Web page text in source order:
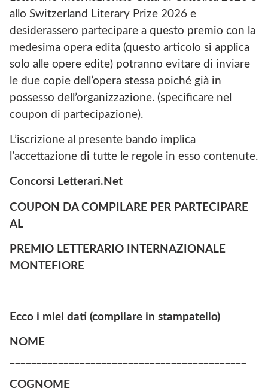
allo Switzerland Literary Prize 2026 e
desiderassero partecipare a questo premio con la
medesima opera edita (questo articolo si applica
solo alle opere edite) potranno evitare di inviare
le due copie dell’opera stessa poiché già in
possesso dell’organizzazione. (specificare nel
coupon di partecipazione).
L’iscrizione al presente bando implica
l’accettazione di tutte le regole in esso contenute.
Concorsi Letterari.Net
COUPON DA COMPILARE PER PARTECIPARE
AL
PREMIO LETTERARIO INTERNAZIONALE
MONTEFIORE
Ecco i miei dati (compilare in stampatello)
NOME
COGNOME